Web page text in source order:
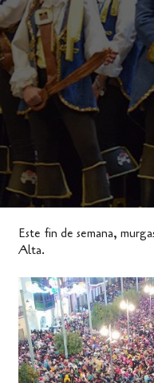
Este fin de semana,
Alta.